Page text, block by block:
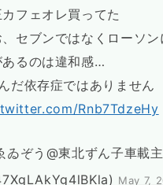
フェオレ買ってた
、セブンではなくローソ
あるのは違和感…
だ依存症ではありません
Rnb7TdzeHy
ぞう@東北ずん子車載主
May 7,